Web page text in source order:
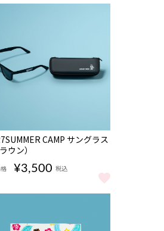
） をもっと見る
CAMP サングラス
ウン）
¥3,500 税込
CAMP サングラス（ブラウン）